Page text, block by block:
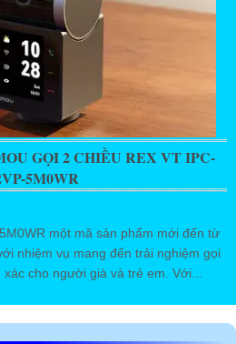
GỌI 2 CHIỀU REX VT IPC-
5M0WR
một mã sản phẩm mới đến từ
nhiệm vụ mang đến trải nghiệm gọi
cho người già và trẻ em. Với...